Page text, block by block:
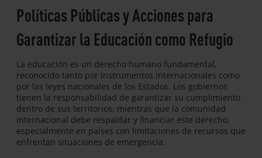
Políticas Públicas y Acciones para
Garantizar la Educación como Refugio
La educación es un derecho humano fundamental,
reconocido tanto por instrumentos internacionales como
por las leyes nacionales de los Estados. Los gobiernos
tienen la responsabilidad de garantizar su cumplimiento
dentro de sus territorios, mientras que la comunidad
internacional debe respaldar y financiar este derecho,
especialmente en países con limitaciones de recursos que
enfrentan situaciones de emergencia.